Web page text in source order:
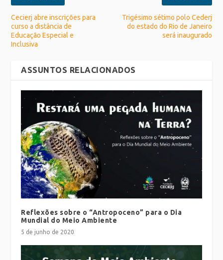
Cecierj abre inscrições para
curso a distância de
Educação Especial e
Inclusiva
Trigésimo sétimo polo Cederj
do estado do Rio de Janeiro
será inaugurado
ASSUNTOS RELACIONADOS
Reflexões sobre o “Antropoceno” para o Dia
Mundial do Meio Ambiente
5 de junho de 2020